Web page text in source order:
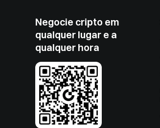
Negocie cripto em
qualquer lugar e a
qualquer hora